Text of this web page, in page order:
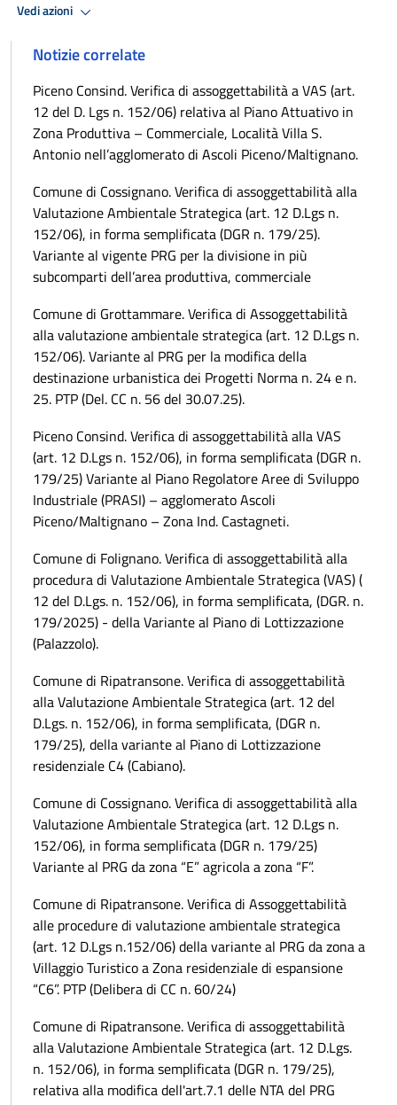
Vedi azioni
Notizie correlate
Piceno Consind. Verifica di assoggettabilità a VAS (art.
12 del D. Lgs n. 152/06) relativa al Piano Attuativo in
Zona Produttiva – Commerciale, Località Villa S.
Antonio nell’agglomerato di Ascoli Piceno/Maltignano.
Comune di Cossignano. Verifica di assoggettabilità alla
Valutazione Ambientale Strategica (art. 12 D.Lgs n.
152/06), in forma semplificata (DGR n. 179/25).
Variante al vigente PRG per la divisione in più
subcomparti dell’area produttiva, commerciale
Comune di Grottammare. Verifica di Assoggettabilità
alla valutazione ambientale strategica (art. 12 D.Lgs n.
152/06). Variante al PRG per la modifica della
destinazione urbanistica dei Progetti Norma n. 24 e n.
25. PTP (Del. CC n. 56 del 30.07.25).
Piceno Consind. Verifica di assoggettabilità alla VAS
(art. 12 D.Lgs n. 152/06), in forma semplificata (DGR n.
179/25) Variante al Piano Regolatore Aree di Sviluppo
Industriale (PRASI) – agglomerato Ascoli
Piceno/Maltignano – Zona Ind. Castagneti.
Comune di Folignano. Verifica di assoggettabilità alla
procedura di Valutazione Ambientale Strategica (VAS) (
12 del D.Lgs. n. 152/06), in forma semplificata, (DGR. n.
179/2025) - della Variante al Piano di Lottizzazione
(Palazzolo).
Comune di Ripatransone. Verifica di assoggettabilità
alla Valutazione Ambientale Strategica (art. 12 del
D.Lgs. n. 152/06), in forma semplificata, (DGR n.
179/25), della variante al Piano di Lottizzazione
residenziale C4 (Cabiano).
Comune di Cossignano. Verifica di assoggettabilità alla
Valutazione Ambientale Strategica (art. 12 D.Lgs n.
152/06), in forma semplificata (DGR n. 179/25)
Variante al PRG da zona “E” agricola a zona “F”.
Comune di Ripatransone. Verifica di Assoggettabilità
alle procedure di valutazione ambientale strategica
(art. 12 D.Lgs n.152/06) della variante al PRG da zona a
Villaggio Turistico a Zona residenziale di espansione
“C6”. PTP (Delibera di CC n. 60/24)
Comune di Ripatransone. Verifica di assoggettabilità
alla Valutazione Ambientale Strategica (art. 12 D.Lgs.
n. 152/06), in forma semplificata (DGR n. 179/25),
relativa alla modifica dell'art.7.1 delle NTA del PRG